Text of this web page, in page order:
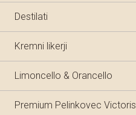
Destilati
Kremni likerji
Limoncello & Orancello
Premium Pelinkovec Victoris